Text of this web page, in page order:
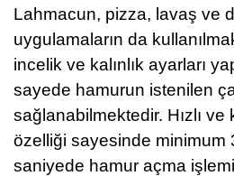
Lahmacun, pizza, lavaş ve
uygulamaların da
incelik ve kalınlık ayarları
sayede hamurun istenilen
sağlanabilmektedir. Hızlı ve
özelliği sayesinde minimum
saniyede hamur açma